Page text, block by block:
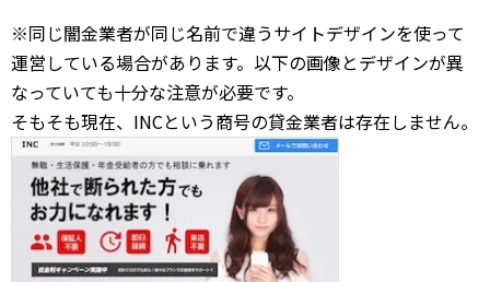
※同じ闇金業者が同じ名前で違うサイトデザインを使って
運営している場合があります。以下の画像とデザインが異
なっていても十分な注意が必要です。
そもそも現在、INCという商号の貸金業者は存在しません。